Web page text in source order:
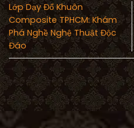
Lớp Dạy Đổ Khuôn
Composite TPHCM: Khám
Phá Nghề Nghệ Thuật Độc
Đáo